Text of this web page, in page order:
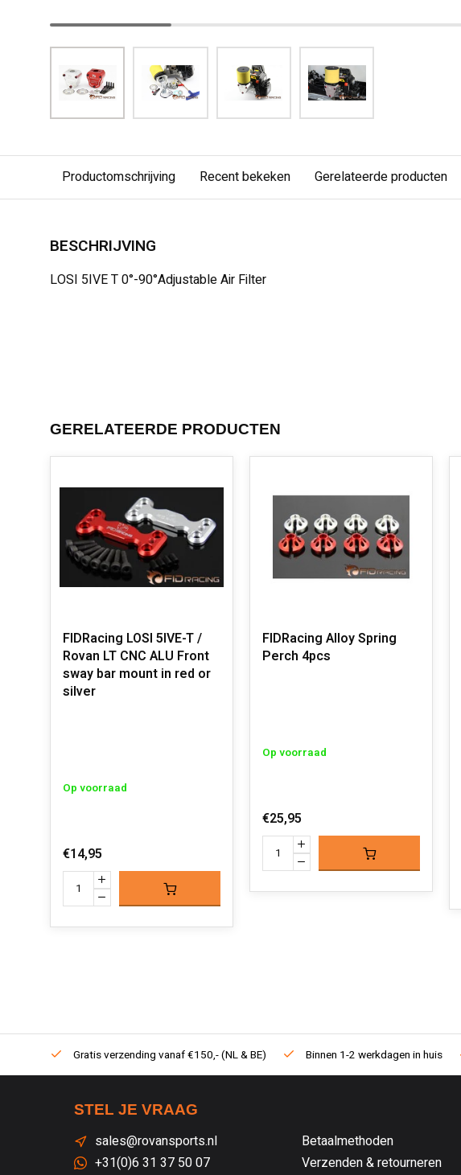
Productomschrijving Recent bekeken Gerelateerde producten
BESCHRIJVING
LOSI 5IVE T 0°-90°Adjustable Air Filter
GERELATEERDE PRODUCTEN
FIDRacing LOSI 5IVE-T /
Rovan LT CNC ALU Front
sway bar mount in red or
silver
Op voorraad
€14,95
FIDRacing Alloy Spring
Perch 4pcs
Op voorraad
€25,95
Gratis verzending vanaf €150,- (NL & BE) Binnen 1-2 werkdagen in huis
STEL JE VRAAG
sales@rovansports.nl
+31(0)6 31 37 50 07
Betaalmethoden
Verzenden & retourneren